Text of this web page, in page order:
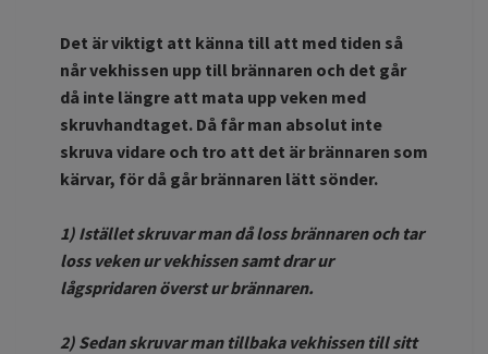
Det är viktigt att känna till att med tiden så
når vekhissen upp till brännaren och det går
då inte längre att mata upp veken med
skruvhandtaget. Då får man absolut inte
skruva vidare och tro att det är brännaren som
kärvar, för då går brännaren lätt sönder.
1) Istället skruvar man då loss brännaren och tar
loss veken ur vekhissen samt drar ur
lågspridaren överst ur brännaren.
2) Sedan skruvar man tillbaka vekhissen till sitt